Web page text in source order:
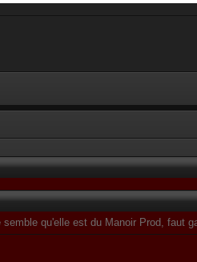
qu'elle est du Manoir Prod, faut